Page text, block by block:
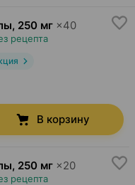
, 250 мг ×40
рецепта
В корзину
, 250 мг ×20
рецепта